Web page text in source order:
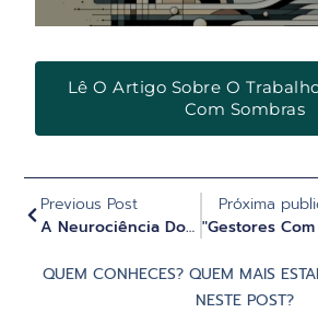
Lê O Artigo Sobre O
Com Sombras
Previous Post
A Neurociência Do Trabalho De Respiração E Transformação Pessoal - Dra. Martha Havenith & Dr. Abdel Nemri
Próxima
QUEM CONHECES? QUEM MAIS
NESTE POST?